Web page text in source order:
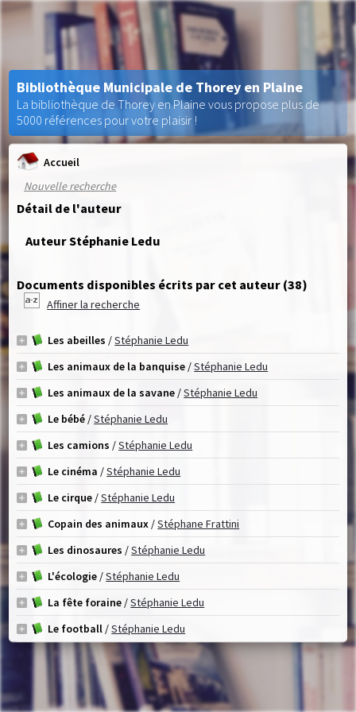
Accueil
Nouvelle recherche
Détail de l'auteur
Auteur Stéphanie Ledu
Documents disponibles écrits par cet auteur (38)
Affiner la recherche
Les abeilles /Stéphanie Ledu
Les animaux de la banquise/Stéphanie Ledu
Les animaux de la savane /Stéphanie Ledu
Le bébé/Stéphanie Ledu
Les camions /Stéphanie Ledu
Le cinéma /Stéphanie Ledu
Le cirque /Stéphanie Ledu
Copain des animaux /Stéphane Frattini
Les dinosaures /Stéphanie Ledu
L'écologie /Stéphanie Ledu
La fête foraine /Stéphanie Ledu
Le football/Stéphanie Ledu
Les fourmis/Stéphanie Ledu
Le handicap
/Stéphanie Ledu
L'histoire de la conquête spatiale/Stéphanie Ledu
Bibliothèque Municipale de Thorey en Plaine
La bibliothèque de Thorey en Plaine vous propose plus de
5000 références pour votre plaisir !